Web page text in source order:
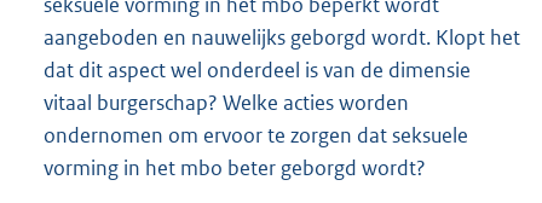
aangeboden en nauwelijks geborgd wordt. Klopt het
dat dit aspect wel onderdeel is van de dimensie
vitaal burgerschap? Welke acties worden
ondernomen om ervoor te zorgen dat seksuele
vorming in het mbo beter geborgd wordt?